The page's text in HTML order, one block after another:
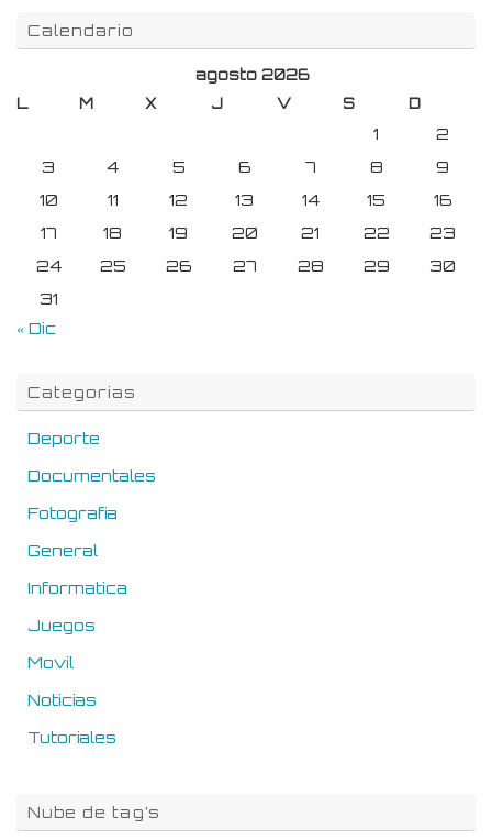
Calendario
agosto 2026
L
M X J V S D
1
2
3
4 5 6 7 8
9
10
11 12 13 14 15
16
17
18 19 20 21 22
23
24
25 26 27 28 29
30
31
« Dic
Categorias
Deporte
Documentales
Fotografia
General
Informatica
Juegos
Movil
Noticias
Tutoriales
Nube de tag’s